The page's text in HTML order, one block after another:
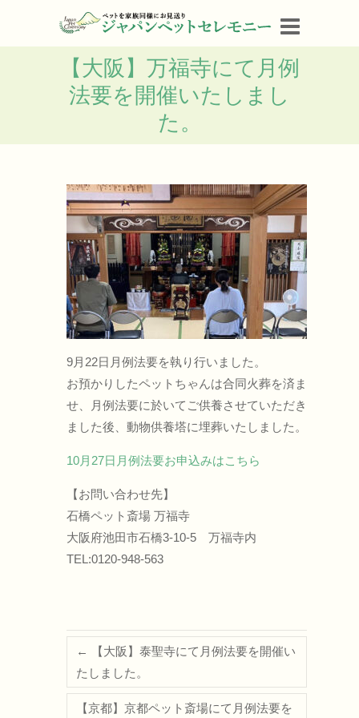
【大阪】万福寺にて月例
法要を開催いたしまし
た。
9月22日月例法要を執り行いました。
お預かりしたペットちゃんは合同火葬を済ま
せ、月例法要に於いてご供養させていただき
ました後、動物供養塔に埋葬いたしました。
10月27日月例法要お申込みはこちら
【お問い合わせ先】
石橋ペット斎場 万福寺
大阪府池田市石橋3-10-5 万福寺内
TEL:0120-948-563
←
【大阪】泰聖寺にて月例法要を開催い
たしました。
【京都】京都ペット斎場にて月例法要を